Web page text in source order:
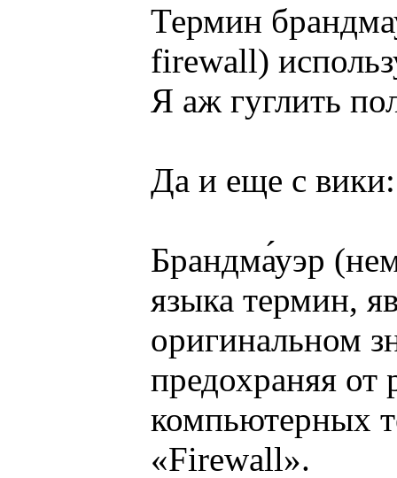
Термин
firewall)
Я аж гуглить
Да и еще с вики:
Брандма́уэр
языка термин,
оригинальном
предохраняя от
компьютерных
«Firewall».